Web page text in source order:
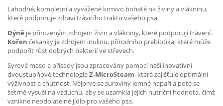
Lahodné, kompletní a vyvážené krmivo bohaté na živiny a vlákninu,
které podporuje zdraví trávicího traktu vašeho psa.
Dýně je přirozeným zdrojem živin a vlákniny, které podporují trávení.
Kořen čekanky je zdrojem inulinu, přírodního prebiotika, které může
podpořit růst dobrých bakterií ve střevech.
Syrové maso a přísady jsou zpracovány pomocí naší inovativní
dvoustupňové technologieZ-MicroSteam, která zajišťuje optimální
výživnost a chutnost. Nejprve se suroviny jemně napaří a poté se
šetrně vysuší na vzduchu, aby se uzamkla jejich nutriční hodnota, čímž
vznikne neodolatelné jídlo pro vašeho psa.